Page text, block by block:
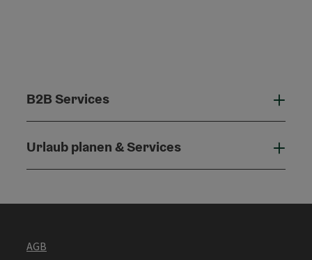
B2B Services
Urlaub planen & Services
AGB